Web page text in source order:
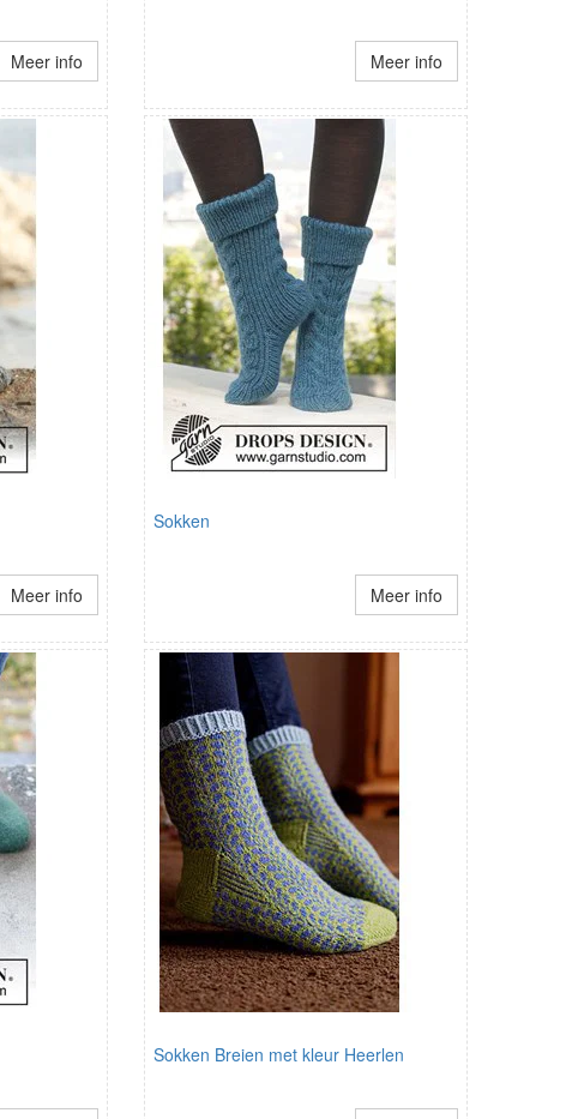
Meer info Meer info
Meer info
Sokken
Meer info
Sokken Breien met kleur Heerlen